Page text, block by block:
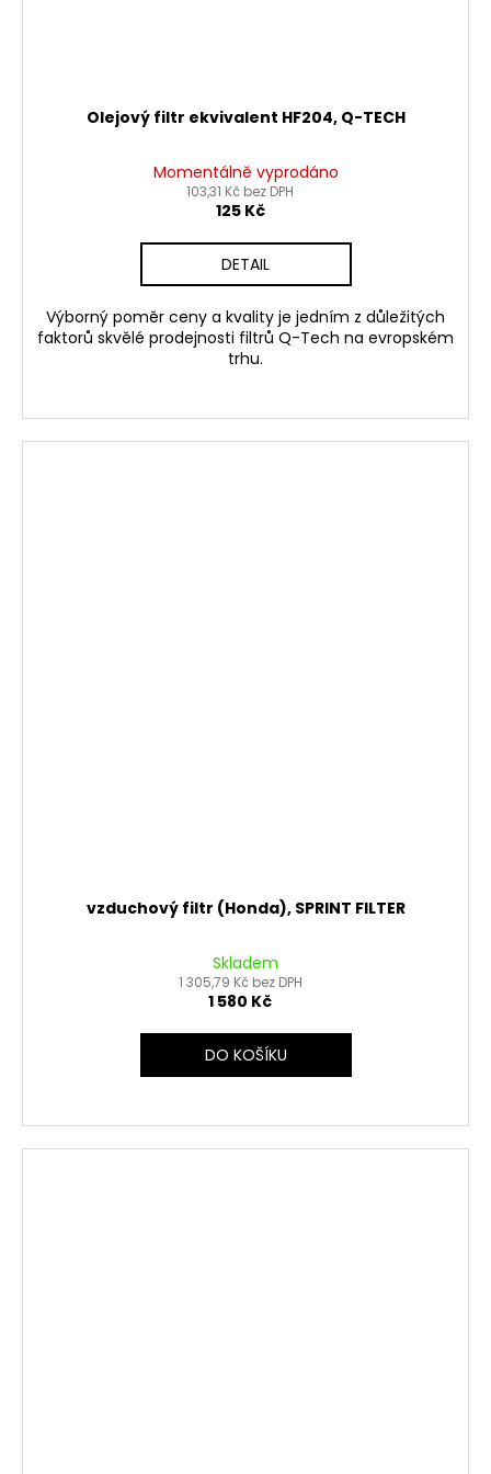
Olejový filtr ekvivalent HF204, Q-TECH
Momentálně vyprodáno
103,31 Kč bez DPH
125 Kč
DETAIL
Výborný poměr ceny a kvality je jedním z důležitých
faktorů skvělé prodejnosti filtrů Q-Tech na evropském
trhu.
vzduchový filtr (Honda), SPRINT FILTER
Skladem
1 305,79 Kč bez DPH
1 580 Kč
DO KOŠÍKU